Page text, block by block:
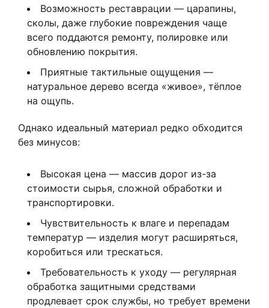
Возможность реставрации — царапины,
сколы, даже глубокие повреждения чаще
всего поддаются ремонту, полировке или
обновлению покрытия.
Приятные тактильные ощущения —
натуральное дерево всегда «живое», тёплое
на ощупь.
Однако идеальный материал редко обходится
без минусов:
Высокая цена — массив дорог из-за
стоимости сырья, сложной обработки и
транспортировки.
Чувствительность к влаге и перепадам
температур — изделия могут расширяться,
коробиться или трескаться.
Требовательность к уходу — регулярная
обработка защитными средствами
продлевает срок службы, но требует времени